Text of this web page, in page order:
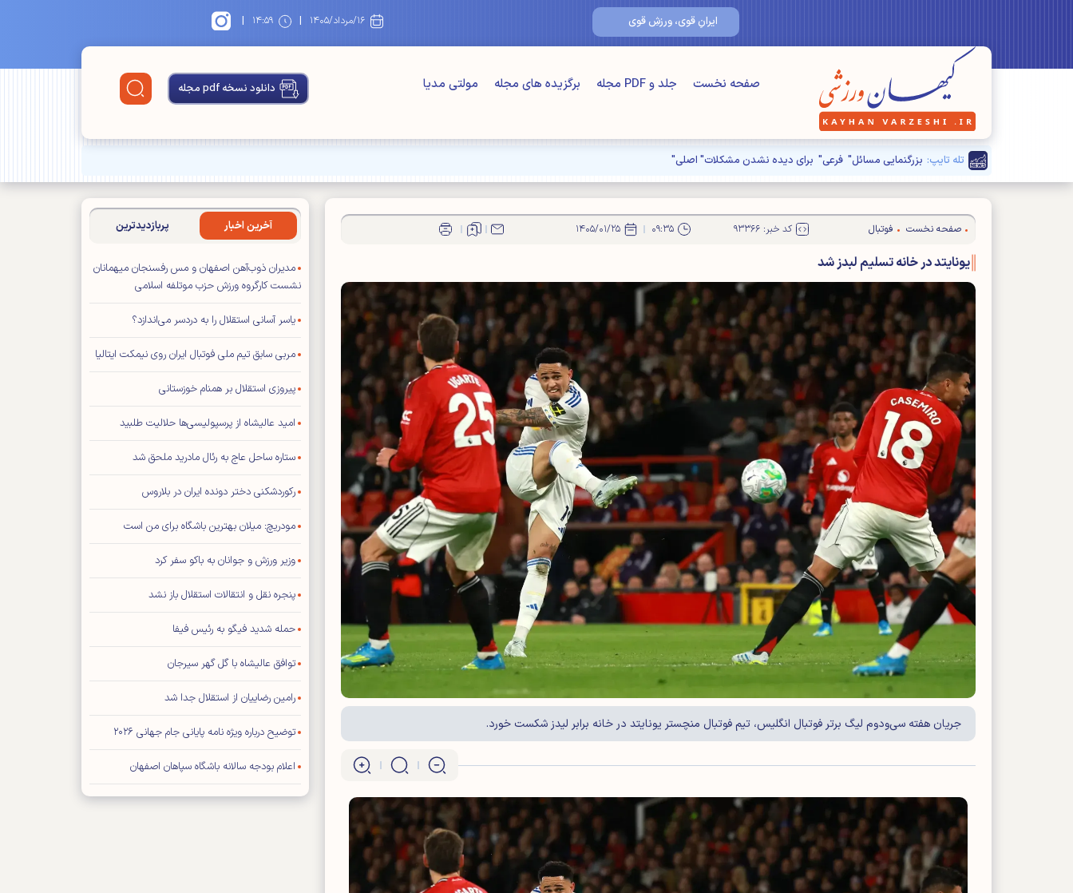
ایرانِ قوی، ورزشِ قوی ۱۶/مرداد/۱۴۰۵ | ۱۴:۵۹ |
صفحه نخست جلد و PDF مجله برگزیده های مجله مولتی مدیا دانلود نسخه pdf مجله
تله تایپ:
صفحه نخست فوتبال کد خبر: ۹۳۳۶۶ ۰۹:۳۵ ۱۴۰۵/۰۱/۲۵
یونایتد در خانه تسلیم لبدز شد
جریان هفته سی‌ودوم لیگ برتر فوتبال انگلیس، تیم فوتبال منچستر یونایتد در خانه برابر لیدز شکست خورد.
آخرین اخبار پربازدیدترین
مدیران ذوب‌آهن اصفهان و مس رفسنجان میهمانان
نشست کارگروه ورزش حزب موتلفه اسلامی
یاسر آسانی استقلال را به دردسر می‌اندازد؟
مربی سابق تیم ملی فوتبال ایران روی نیمکت ایتالیا
پیروزی استقلال بر همنام خوزستانی
امید عالیشاه از پرسپولیسی‌ها حلالیت طلبید
ستاره ساحل عاج به رئال مادرید ملحق شد
رکوردشکنی دختر دونده ایران در بلاروس
مودریچ: میلان بهترین باشگاه برای من است
وزیر ورزش و جوانان به باکو سفر کرد
پنجره نقل و انتقالات استقلال باز نشد
حمله شدید فیگو به رئیس فیفا
توافق عالیشاه با گل گهر سیرجان
رامین رضاییان از استقلال جدا شد
توضیح درباره ویژه نامه پایانی جام جهانی ۲۰۲۶
اعلام بودجه سالانه باشگاه سپاهان اصفهان
محمد صلاح به «ترابزون اسپور» ترکیه پیوست